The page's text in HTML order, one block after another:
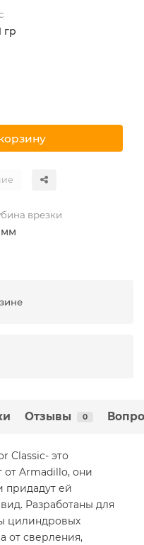
гр
врезки
мм
Отзывы 0
Classic- это
от Armadillo, они
придадут ей
Разработаны для
цилиндровых
от сверления,